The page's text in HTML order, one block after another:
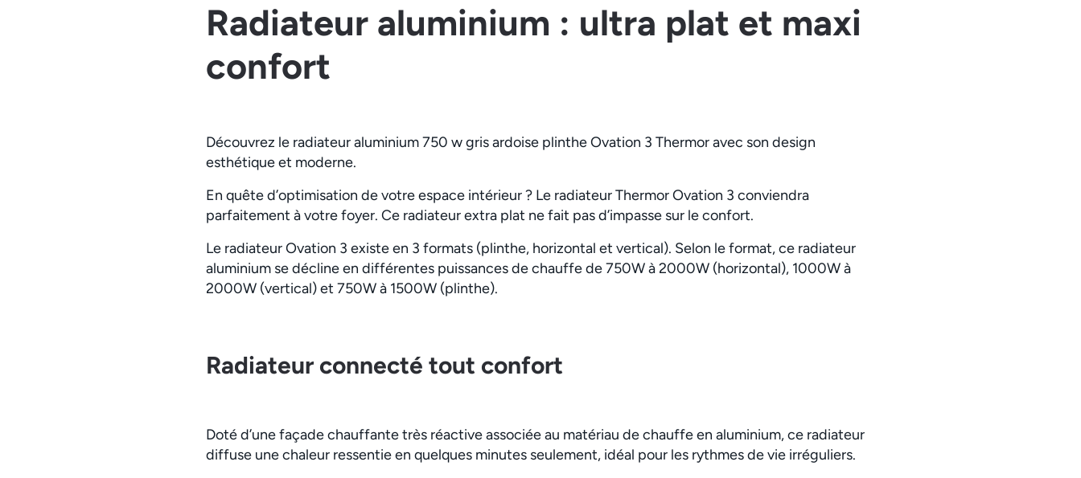
Radiateur aluminium : ultra plat et maxi
confort
Découvrez le radiateur aluminium 750 w gris ardoise plinthe Ovation 3 Thermor avec son design
esthétique et moderne.
En quête d’optimisation de votre espace intérieur ? Le radiateur Thermor Ovation 3 conviendra
parfaitement à votre foyer. Ce radiateur extra plat ne fait pas d’impasse sur le confort.
Le radiateur Ovation 3 existe en 3 formats (plinthe, horizontal et vertical). Selon le format, ce radiateur
aluminium se décline en différentes puissances de chauffe de 750W à 2000W (horizontal), 1000W à
2000W (vertical) et 750W à 1500W (plinthe).
Radiateur connecté tout confort
Doté d’une façade chauffante très réactive associée au matériau de chauffe en aluminium, ce radiateur
diffuse une chaleur ressentie en quelques minutes seulement, idéal pour les rythmes de vie irréguliers.